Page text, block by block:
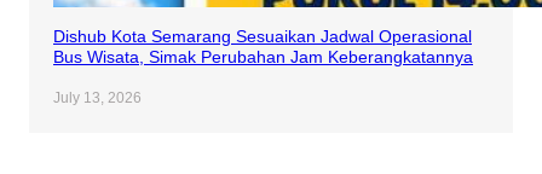
Dishub Kota Semarang Sesuaikan Jadwal Operasional
Bus Wisata, Simak Perubahan Jam Keberangkatannya
July 13, 2026